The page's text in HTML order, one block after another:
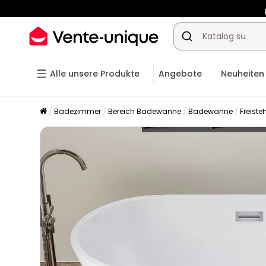
-10%
Alle unsere Produkte Angebote Neuheiten
Badezimmer Bereich Badewanne Badewanne